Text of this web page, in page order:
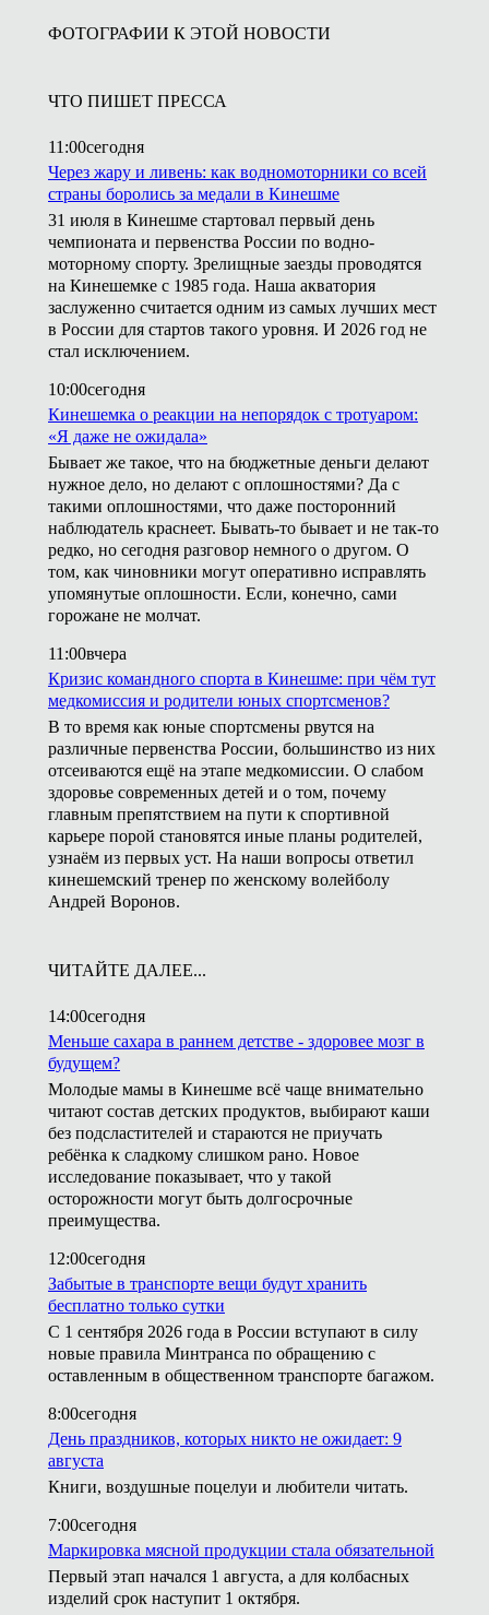
ФОТОГРАФИИ К ЭТОЙ НОВОСТИ
ЧТО ПИШЕТ ПРЕССА
11:00сегодня
Через жару и ливень: как водномоторники со всей
страны боролись за медали в Кинешме
31 июля в Кинешме стартовал первый день
чемпионата и первенства России по водно-
моторному спорту. Зрелищные заезды проводятся
на Кинешемке с 1985 года. Наша акватория
заслуженно считается одним из самых лучших мест
в России для стартов такого уровня. И 2026 год не
стал исключением.
10:00сегодня
Кинешемка о реакции на непорядок с тротуаром:
«Я даже не ожидала»
Бывает же такое, что на бюджетные деньги делают
нужное дело, но делают с оплошностями? Да с
такими оплошностями, что даже посторонний
наблюдатель краснеет. Бывать-то бывает и не так-то
редко, но сегодня разговор немного о другом. О
том, как чиновники могут оперативно исправлять
упомянутые оплошности. Если, конечно, сами
горожане не молчат.
11:00вчера
Кризис командного спорта в Кинешме: при чём тут
медкомиссия и родители юных спортсменов?
В то время как юные спортсмены рвутся на
различные первенства России, большинство из них
отсеиваются ещё на этапе медкомиссии. О слабом
здоровье современных детей и о том, почему
главным препятствием на пути к спортивной
карьере порой становятся иные планы родителей,
узнаём из первых уст. На наши вопросы ответил
кинешемский тренер по женскому волейболу
Андрей Воронов.
ЧИТАЙТЕ ДАЛЕЕ...
14:00сегодня
Меньше сахара в раннем детстве - здоровее мозг в
будущем?
Молодые мамы в Кинешме всё чаще внимательно
читают состав детских продуктов, выбирают каши
без подсластителей и стараются не приучать
ребёнка к сладкому слишком рано. Новое
исследование показывает, что у такой
осторожности могут быть долгосрочные
преимущества.
12:00сегодня
Забытые в транспорте вещи будут хранить
бесплатно только сутки
С 1 сентября 2026 года в России вступают в силу
новые правила Минтранса по обращению с
оставленным в общественном транспорте багажом.
8:00сегодня
День праздников, которых никто не ожидает: 9
августа
Книги, воздушные поцелуи и любители читать.
7:00сегодня
Маркировка мясной продукции стала обязательной
Первый этап начался 1 августа, а для колбасных
изделий срок наступит 1 октября.